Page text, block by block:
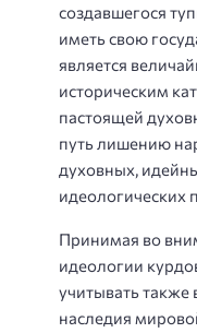
создавшегося
иметь свою
является
историческим
пастоящей
путь лишению
духовных,
идеологических
Принимая во
идеологии
учитывать также
наследия